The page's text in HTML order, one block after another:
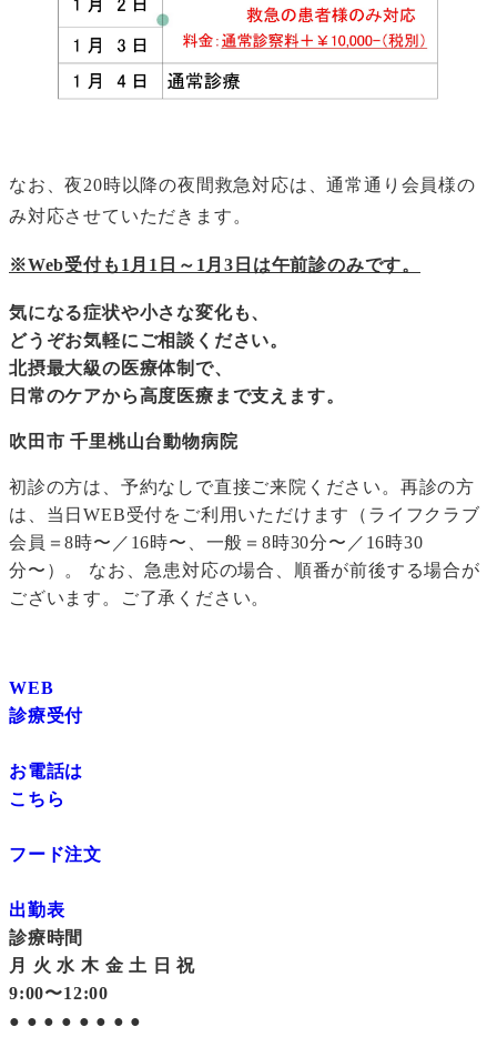
なお、夜20時以降の夜間救急対応は、通常通り会員様の
み対応させていただきます。
※Web受付も1月1日～1月3日は午前診のみです。
気になる症状や小さな変化も、
どうぞお気軽にご相談ください。
北摂最大級の医療体制で、
日常のケアから高度医療まで支えます。
吹田市 千里桃山台動物病院
初診の方は、予約なしで直接ご来院ください。再診の方
は、当日WEB受付をご利用いただけます（ライフクラブ
会員＝8時〜／16時〜、一般＝8時30分〜／16時30
分〜）。 なお、急患対応の場合、順番が前後する場合が
ございます。ご了承ください。
WEB
診療受付
お電話は
こちら
フード注文
出勤表
診療時間
月
火 水 木 金 土 日 祝
9:00〜12:00
● ● ● ● ● ● ● ●